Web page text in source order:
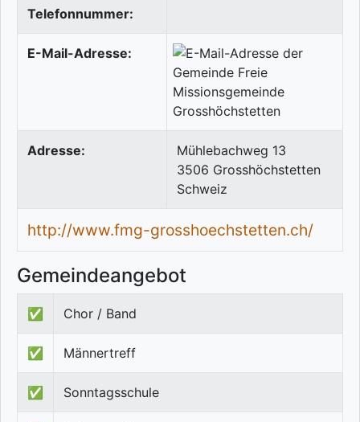
Telefonnummer:
E-Mail-Adresse:
Adresse:
Mühlebachweg 13
3506 Grosshöchstetten
Schweiz
http://www.fmg-grosshoechstetten.ch/
Gemeindeangebot
✅ Chor / Band
✅ Männertreff
✅ Sonntagsschule